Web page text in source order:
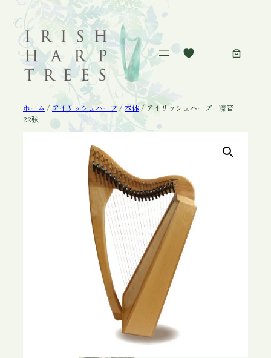
容
ホーム /アイリッシュハープ /本体/ アイリッシュハープ 凜音
22弦